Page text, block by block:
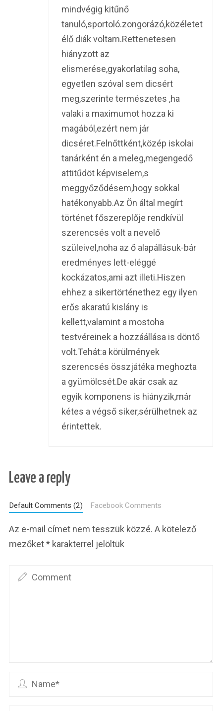
mindvégig kitűnő
tanuló,sportoló.zongorázó,közéletet
élő diák voltam.Rettenetesen
hiányzott az
elismerése,gyakorlatilag soha,
egyetlen szóval sem dicsért
meg,szerinte természetes ,ha
valaki a maximumot hozza ki
magából,ezért nem jár
dicséret.Felnőttként,közép iskolai
tanárként én a meleg,megengedő
attitűdöt képviselem,s
meggyőződésem,hogy sokkal
hatékonyabb.Az Ön által megírt
történet főszereplője rendkívül
szerencsés volt a nevelő
szüleivel,noha az ő alapállásuk-bár
eredményes lett-eléggé
kockázatos,ami azt illeti.Hiszen
ehhez a sikertörténethez egy ilyen
erős akaratú kislány is
kellett,valamint a mostoha
testvéreinek a hozzáállása is döntő
volt.Tehát:a körülmények
szerencsés összjátéka meghozta
a gyümölcsét.De akár csak az
egyik komponens is hiányzik,már
kétes a végső siker,sérülhetnek az
érintettek.
Leave a reply
Default Comments (2) Facebook Comments
Az e-mail címet nem tesszük közzé. A kötelező
mezőket* karakterrel jelöltük